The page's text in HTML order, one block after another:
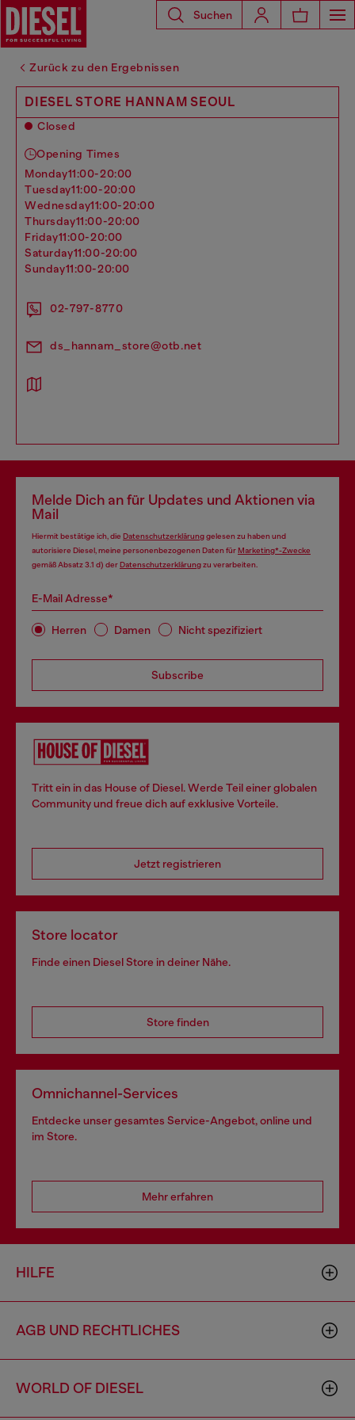
Suchen
Zurück zu den Ergebnissen
DIESEL STORE HANNAM SEOUL
Closed
Opening Times
monday11:00-20:00
tuesday11:00-20:00
wednesday11:00-20:00
thursday11:00-20:00
friday11:00-20:00
saturday11:00-20:00
sunday11:00-20:00
02-797-8770
ds_hannam_store@otb.net
Melde Dich an für Updates und Aktionen via
Mail
Hiermit bestätige ich, die Datenschutzerklärunggelesen zu haben und
autorisiere Diesel, meine personenbezogenen Daten fürMarketing*-Zwecke
gemäß Absatz 3.1 d) derDatenschutzerklärungzu verarbeiten.
E-Mail Adresse*
Herren Damen Nicht spezifiziert
Subscribe
Tritt ein in das House of Diesel. Werde Teil einer globalen
Community und freue dich auf exklusive Vorteile.
Jetzt registrieren
Store locator
Finde einen Diesel Store in deiner Nähe.
Store finden
Omnichannel-Services
Entdecke unser gesamtes Service-Angebot, online und
im Store.
Mehr erfahren
HILFE
AGB UND RECHTLICHES
WORLD OF DIESEL